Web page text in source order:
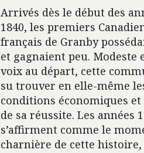
Arrivés dès le début des
1840, les premiers
français de Granby
et gagnaient peu. Modeste
voix au départ, cette
su trouver en elle-même
conditions économiques et
de sa réussite. Les années
s’affirment comme le
charnière de cette